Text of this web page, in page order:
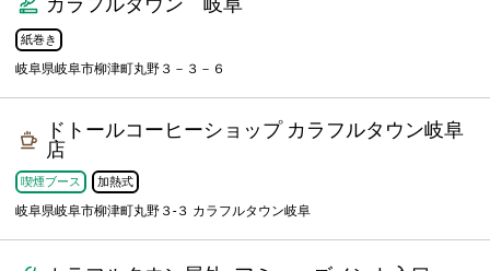
紙巻き
岐阜県岐阜市柳津町丸野３－３－６
ドトールコーヒーショップ カラフルタウン岐阜
店
喫煙ブース 加熱式
岐阜県岐阜市柳津町丸野３-３ カラフルタウン岐阜